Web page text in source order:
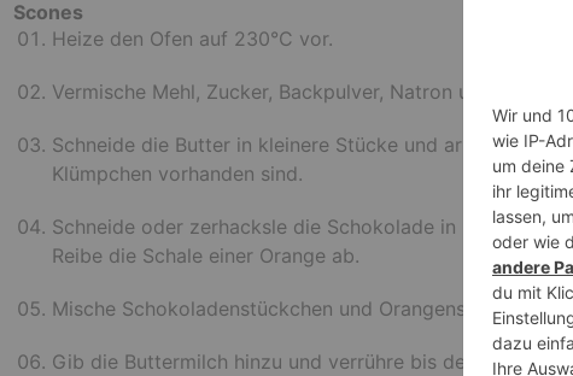
Scones
Heize den Ofen auf 230°C vor.
Vermische Mehl, Zucker, Backpulver, Natron und Salz in
Schneide die Butter in kleinere Stücke und arbeite
Klümpchen vorhanden sind.
Schneide oder zerhacksle die Schokolade in kleine
Reibe die Schale einer Orange ab.
Mische Schokoladenstückchen und Orangenschale in
Gib die Buttermilch hinzu und verrühre bis der Teig sich